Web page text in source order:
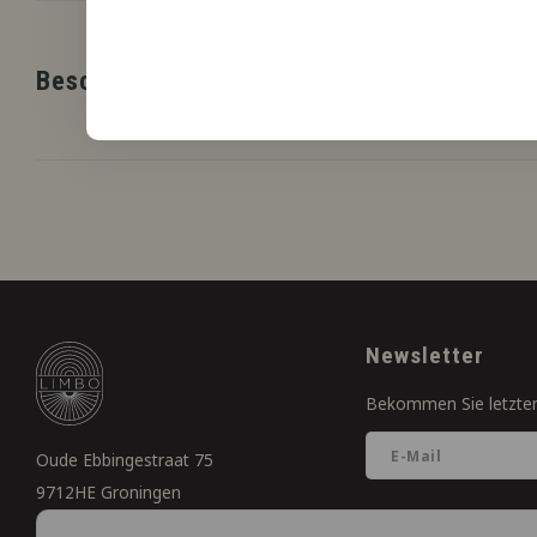
Beschreibung
Oude Ebbingestraat 75
9712HE Groningen
050-2800116
Newsletter
Bekommen Sie